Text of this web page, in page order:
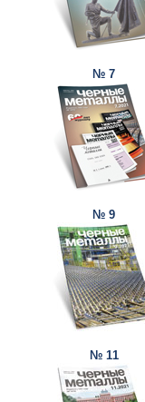
№ 7
№ 9
№ 11